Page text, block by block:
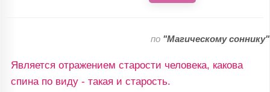
по "Магическому соннику"
Является отражением старости человека, какова
спина по виду - такая и старость.